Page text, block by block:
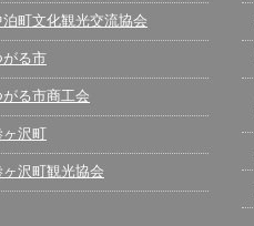
泊町文化観光交流協会
がる市
がる市商工会
ヶ沢町
ヶ沢町観光協会